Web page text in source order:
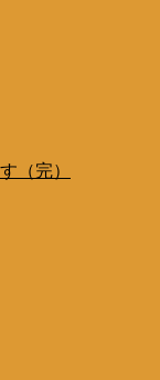
（完）